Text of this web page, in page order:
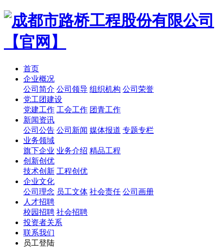
首页
企业概况
公司简介 公司领导 组织机构 公司荣誉
党工团建设
党建工作 工会工作 团青工作
新闻资讯
公司公告 公司新闻 媒体报道 专题专栏
业务领域
旗下企业 业务介绍 精品工程
创新创优
技术创新 工程创优
企业文化
公司理念 员工文体 社会责任 公司画册
人才招聘
校园招聘 社会招聘
投资者关系
联系我们
员工登陆